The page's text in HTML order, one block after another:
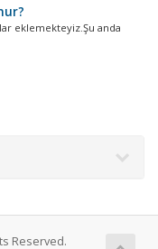
eklemekteyiz.Şu anda
Reserved.